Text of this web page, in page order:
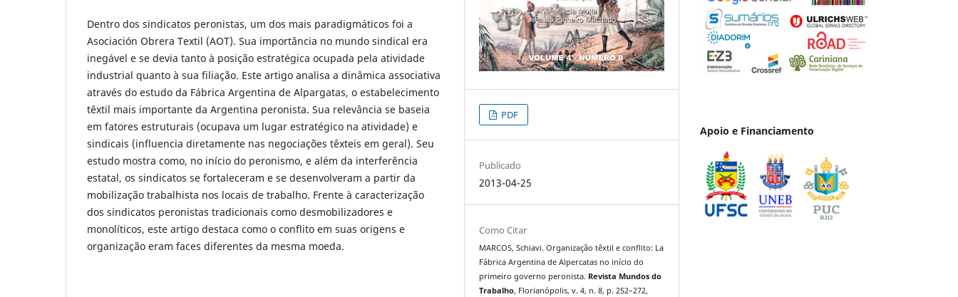
Dentro dos sindicatos peronistas, um dos mais paradigmáticos foi a
Asociación Obrera Textil (AOT). Sua importância no mundo sindical era
inegável e se devia tanto à posição estratégica ocupada pela atividade
industrial quanto à sua filiação. Este artigo analisa a dinâmica associativa
através do estudo da Fábrica Argentina de Alpargatas, o estabelecimento
têxtil mais importante da Argentina peronista. Sua relevância se baseia
em fatores estruturais (ocupava um lugar estratégico na atividade) e
sindicais (influencia diretamente nas negociações têxteis em geral). Seu
estudo mostra como, no início do peronismo, e além da interferência
estatal, os sindicatos se fortaleceram e se desenvolveram a partir da
mobilização trabalhista nos locais de trabalho. Frente à caracterização
dos sindicatos peronistas tradicionais como desmobilizadores e
monolíticos, este artigo destaca como o conflito em suas origens e
organização eram faces diferentes da mesma moeda.
PDF
Publicado
2013-04-25
Como Citar
MARCOS, Schiavi. Organização têxtil e conflito: La
Fábrica Argentina de Alpercatas no início do
primeiro governo peronista. Revista Mundos do
Trabalho, Florianópolis, v. 4, n. 8, p. 252–272,
Apoio e Financiamento